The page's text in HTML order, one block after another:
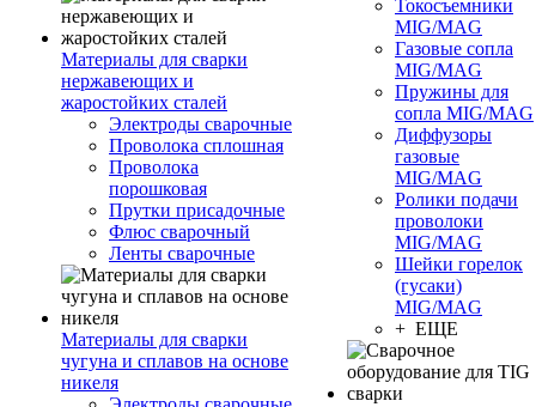
Материалы для сварки
нержавеющих и
жаростойких сталей
Электроды сварочные
Проволока сплошная
Проволока
порошковая
Прутки присадочные
Флюс сварочный
Ленты сварочные
Материалы для сварки
чугуна и сплавов на основе
никеля
Токосъемники
MIG/MAG
Газовые сопла
MIG/MAG
Пружины для
сопла MIG/MAG
Диффузоры
газовые
MIG/MAG
Ролики подачи
проволоки
MIG/MAG
Шейки горелок
(гусаки)
MIG/MAG
+ ЕЩЕ